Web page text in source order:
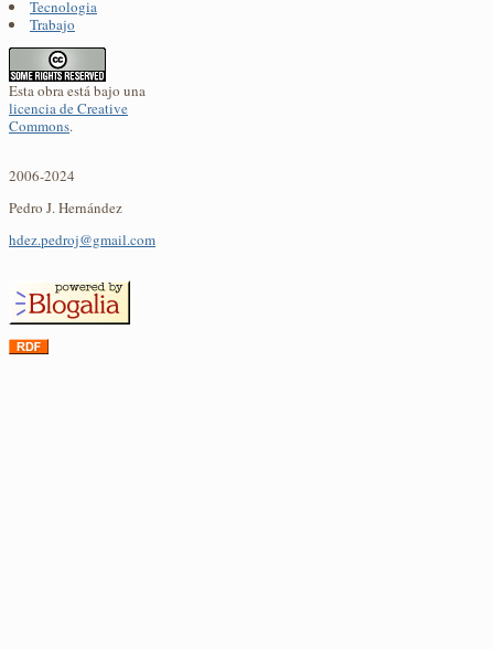
Tecnologia
Trabajo
Esta obra está bajo una
licencia de Creative
Commons.
2006-2024
Pedro J. Hernández
hdez.pedroj@gmail.com